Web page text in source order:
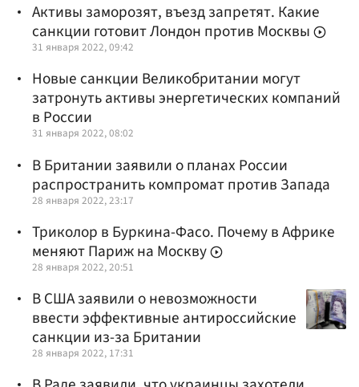
Активы заморозят, въезд запретят. Какие
санкции готовит Лондон против Москвы
31 января 2022, 09:42
Новые санкции Великобритании могут
затронуть активы энергетических компаний
в России
31 января 2022, 08:02
В Британии заявили о планах России
распространить компромат против Запада
28 января 2022, 23:17
Триколор в Буркина-Фасо. Почему в Африке
меняют Париж на Москву
28 января 2022, 20:51
В США заявили о невозможности
ввести эффективные антироссийские
санкции из-за Британии
28 января 2022, 17:31